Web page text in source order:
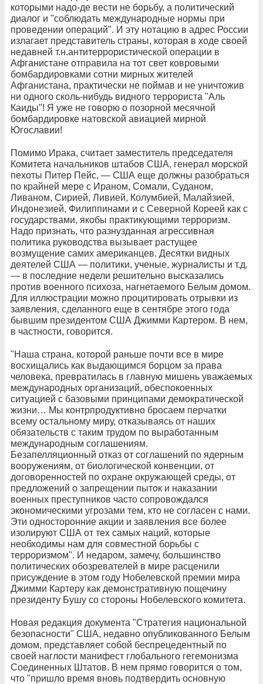
которыми надо-де вести не борьбу, а политический
диалог и "соблюдать международные нормы при
проведении операций". И эту нотацию в адрес России
излагает представитель страны, которая в ходе своей
недавней т.н.антитеррористической операции в
Афганистане отправила на тот свет ковровыми
бомбардировками сотни мирных жителей
Афганистана, практически не поймав и не уничтожив
ни одного сколь-нибудь видного террориста "Аль
Каиды"! Я уже не говорю о позорной месячной
бомбардировке натовской авиацией мирной
Югославии!
Помимо Ирака, считает заместитель председателя
Комитета начальников штабов США, генерал морской
пехоты Питер Пейс, — США еще должны разобраться
по крайней мере с Ираном, Сомали, Суданом,
Ливаном, Сирией, Ливией, Колумбией, Малайзией,
Индонезией, Филиппинами и с Северной Кореей как с
государствами, якобы практикующими терроризм.
Надо признать, что разнузданная агрессивная
политика руководства вызывает растущее
возмущение самих американцев. Десятки видных
деятелей США — политики, ученые, журналисты и т.д.
— в последние недели решительно высказались
против военного психоза, нагнетаемого Белым домом.
Для иллюстрации можно процитировать отрывки из
заявления, сделанного еще в сентябре этого года
бывшим президентом США Джимми Картером. В нем,
в частности, говорится.
"Наша страна, которой раньше почти все в мире
восхищались как выдающимся борцом за права
человека, превратилась в главную мишень уважаемых
международных организаций, обеспокоенных
ситуацией с базовыми принципами демократической
жизни… Мы контрпродуктивно бросаем перчатки
всему остальному миру, отказываясь от наших
обязательств с таким трудом по выработанным
международным соглашениям.
Безапелляционный отказ от соглашений по ядерным
вооружениям, от биологической конвенции, от
договоренностей по охране окружающей среды, от
предложений о запрещении пыток и наказании
военных преступников часто сопровождался
экономическими угрозами тем, кто не согласен с нами.
Эти односторонние акции и заявления все более
изолируют США от тех самых наций, которые
необходимы нам для совместной борьбы с
терроризмом". И недаром, замечу, большинство
политических обозревателей в мире расценили
присуждение в этом году Нобелевской премии мира
Джимми Картеру как демонстративную пощечину
президенту Бушу со стороны Нобелевского комитета.
Новая редакция документа "Стратегия национальной
безопасности" США, недавно опубликованного Белым
домом, представляет собой беспрецедентный по
своей наглости манифест глобального гегемонизма
Соединенных Штатов. В нем прямо говорится о том,
что "пришло время вновь подтвердить основную